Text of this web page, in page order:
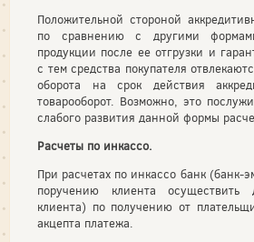
Положительной стороной
по сравнению с другими
продукции после ее отгрузки и
с тем средства покупателя
оборота на срок действия
товарооборот. Возможно, это
слабого развития данной формы
Расчеты по инкассо.
При расчетах по инкассо банк (банк-
поручению клиента осуществить
клиента) по получению от
акцепта платежа.